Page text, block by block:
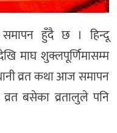
समापन हुँदै छ । हिन्दू
माघ शुक्लपूर्णिमासम्म
व्रत कथा आज समापन
बसेका व्रतालुले पनि